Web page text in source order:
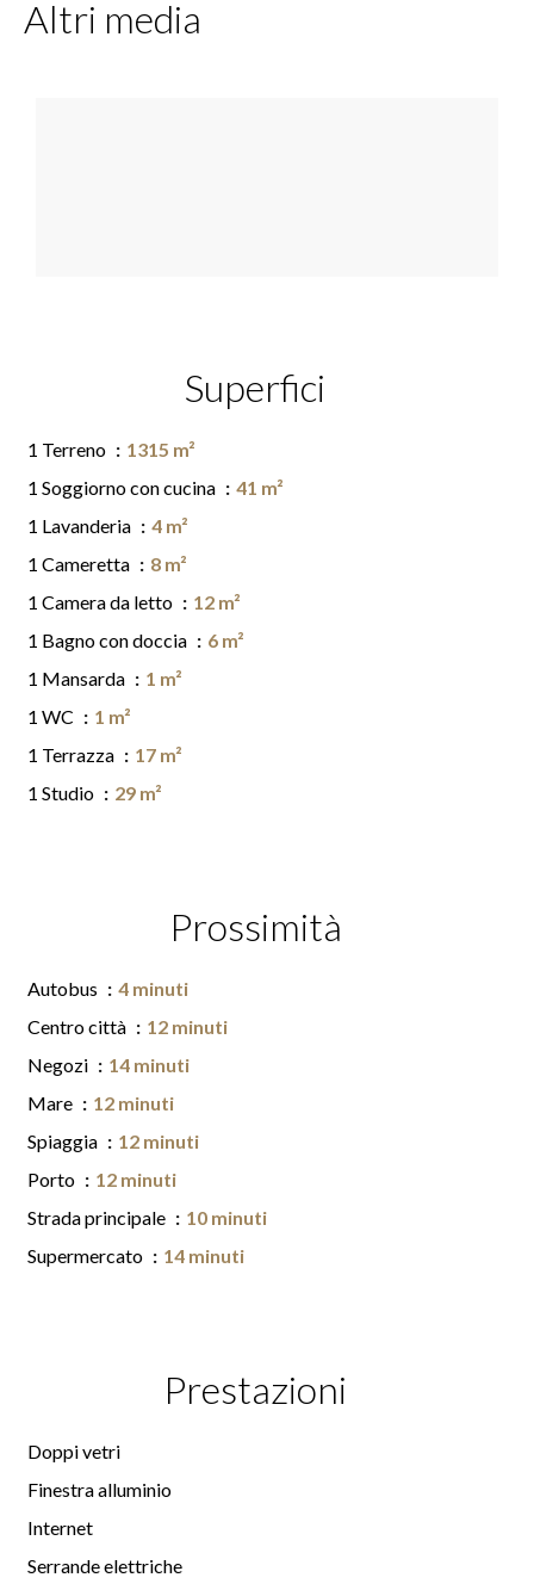
Altri media
Superfici
1 Terreno
1315 m²
1 Soggiorno con cucina
41 m²
1 Lavanderia
4 m²
1 Cameretta
8 m²
1 Camera da letto
12 m²
1 Bagno con doccia
6 m²
1 Mansarda
1 m²
1 WC
1 m²
1 Terrazza
17 m²
1 Studio
29 m²
Prossimità
Autobus
4 minuti
Centro città
12 minuti
Negozi
14 minuti
Mare
12 minuti
Spiaggia
12 minuti
Porto
12 minuti
Strada principale
10 minuti
Supermercato
14 minuti
Prestazioni
Doppi vetri
Finestra alluminio
Internet
Serrande elettriche